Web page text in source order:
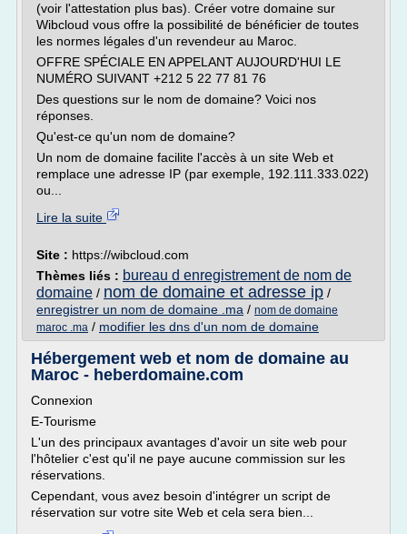
(voir l'attestation plus bas). Créer votre domaine sur
Wibcloud vous offre la possibilité de bénéficier de toutes
les normes légales d'un revendeur au Maroc.
OFFRE SPÉCIALE EN APPELANT AUJOURD'HUI LE
NUMÉRO SUIVANT +212 5 22 77 81 76
Des questions sur le nom de domaine? Voici nos
réponses.
Qu'est-ce qu'un nom de domaine?
Un nom de domaine facilite l'accès à un site Web et
remplace une adresse IP (par exemple, 192.111.333.022)
ou...
Lire la suite
Site : https://wibcloud.com
Thèmes liés : bureau d enregistrement de nom de
domaine / nom de domaine et adresse ip /
enregistrer un nom de domaine .ma / nom de domaine
maroc .ma / modifier les dns d'un nom de domaine
Hébergement web et nom de domaine au
Maroc - heberdomaine.com
Connexion
E-Tourisme
L'un des principaux avantages d'avoir un site web pour
l'hôtelier c'est qu'il ne paye aucune commission sur les
réservations.
Cependant, vous avez besoin d'intégrer un script de
réservation sur votre site Web et cela sera bien...